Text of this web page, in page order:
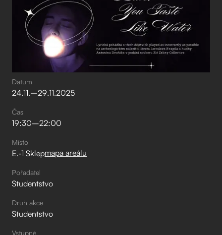
Datum
24.11.–⁠29.11.2025
Čas
19:30–⁠22:00
Místo
E.-1 Sklepmapa areálu
Pořadatel
Studentstvo
Druh akce
Studentstvo
Vstupné